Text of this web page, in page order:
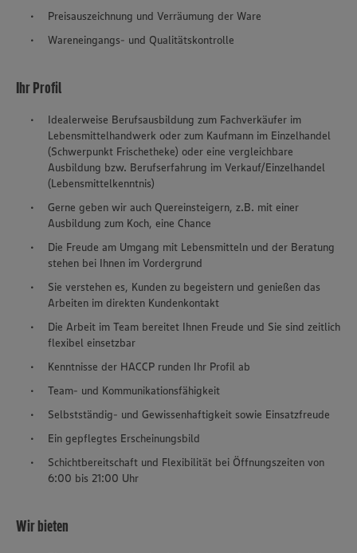
Preisauszeichnung und Verräumung der Ware
Wareneingangs- und Qualitätskontrolle
Ihr Profil
Idealerweise Berufsausbildung zum Fachverkäufer im
Lebensmittelhandwerk oder zum Kaufmann im Einzelhandel
(Schwerpunkt Frischetheke) oder eine vergleichbare
Ausbildung bzw. Berufserfahrung im Verkauf/Einzelhandel
(Lebensmittelkenntnis)
Gerne geben wir auch Quereinsteigern, z.B. mit einer
Ausbildung zum Koch, eine Chance
Die Freude am Umgang mit Lebensmitteln und der Beratung
stehen bei Ihnen im Vordergrund
Sie verstehen es, Kunden zu begeistern und genießen das
Arbeiten im direkten Kundenkontakt
Die Arbeit im Team bereitet Ihnen Freude und Sie sind zeitlich
flexibel einsetzbar
Kenntnisse der HACCP runden Ihr Profil ab
Team- und Kommunikationsfähigkeit
Selbstständig- und Gewissenhaftigkeit sowie Einsatzfreude
Ein gepflegtes Erscheinungsbild
Schichtbereitschaft und Flexibilität bei Öffnungszeiten von
6:00 bis 21:00 Uhr
Wir bieten